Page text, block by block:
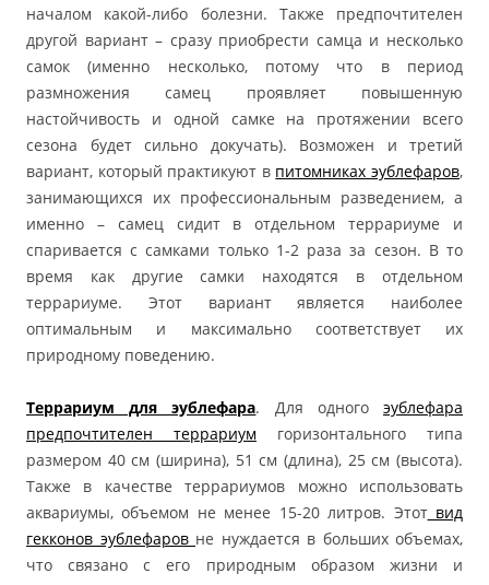
началом какой-либо болезни. Также предпочтителен
другой вариант – сразу приобрести самца и несколько
самок (именно несколько, потому что в период
размножения самец проявляет повышенную
настойчивость и одной самке на протяжении всего
сезона будет сильно докучать). Возможен и третий
вариант, который практикуют в питомниках эублефаров,
занимающихся их профессиональным разведением, а
именно – самец сидит в отдельном террариуме и
спаривается с самками только 1-2 раза за сезон. В то
время как другие самки находятся в отдельном
террариуме. Этот вариант является наиболее
оптимальным и максимально соответствует их
природному поведению.
Террариум для эублефара. Для одногоэублефара
предпочтителен террариум горизонтального типа
размером 40 см (ширина), 51 см (длина), 25 см (высота).
Также в качестве террариумов можно использовать
аквариумы, объемом не менее 15-20 литров. Этотвид
гекконов эублефаров не нуждается в больших объемах,
что связано с его природным образом жизни и